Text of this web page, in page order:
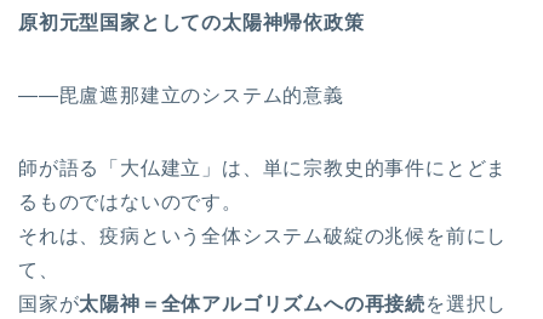
原初元型国家としての太陽神帰依政策
――毘盧遮那建立のシステム的意義
師が語る「大仏建立」は、単に宗教史的事件にとどま
るものではないのです。
それは、疫病という全体システム破綻の兆候を前にし
て、
国家が太陽神＝全体アルゴリズムへの再接続を選択し